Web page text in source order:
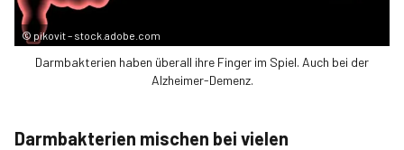
© pikovit – stock.adobe.com
Darmbakterien haben überall ihre Finger im Spiel. Auch bei der
Alzheimer-Demenz.
Darmbakterien mischen bei vielen